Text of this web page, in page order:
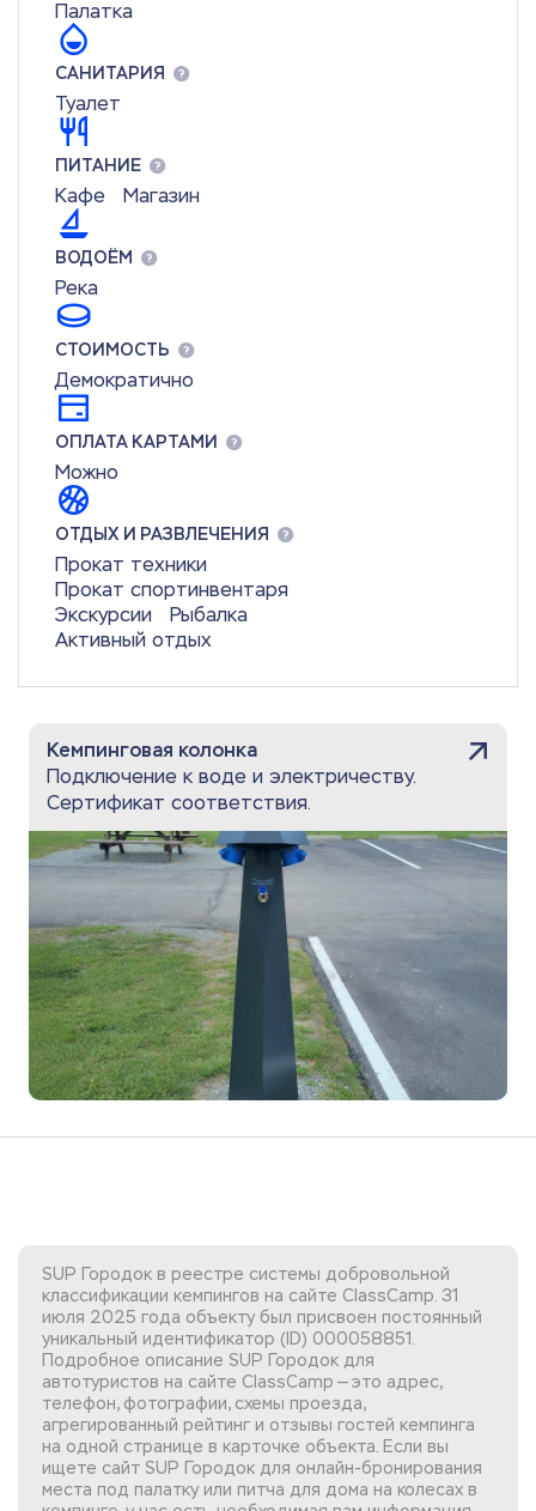
Палатка
САНИТАРИЯ
Туалет
ПИТАНИЕ
Кафе Магазин
ВОДОЁМ
Река
СТОИМОСТЬ
Демократично
ОПЛАТА КАРТАМИ
Можно
ОТДЫХ И РАЗВЛЕЧЕНИЯ
Прокат техники
Прокат спортинвентаря
Экскурсии
Рыбалка
Активный отдых
Кемпинговая колонка
Подключение к воде и электричеству.
Сертификат соответствия.
SUP Городок в реестре системы добровольной
классификации кемпингов на сайте ClassCamp. 31
июля 2025 года объекту был присвоен постоянный
уникальный идентификатор (ID) 000058851.
Подробное описание SUP Городок для
автотуристов на сайте ClassCamp — это адрес,
телефон, фотографии, схемы проезда,
агрегированный рейтинг и отзывы гостей кемпинга
на одной странице в карточке объекта. Если вы
ищете сайт SUP Городок для онлайн-бронирования
места под палатку или питча для дома на колесах в